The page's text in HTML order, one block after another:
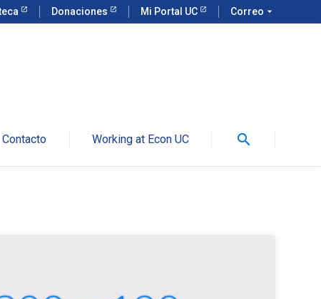
Donaciones Mi Portal UC Correo arrow_drop_down
Contacto Working at Econ UC search